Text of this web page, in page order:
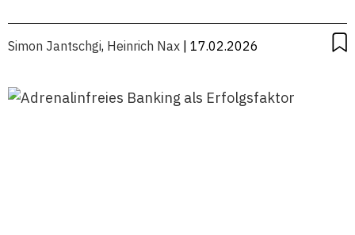
Simon Jantschgi, Heinrich Nax | 17.02.2026